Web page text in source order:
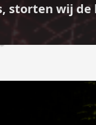
storten wij